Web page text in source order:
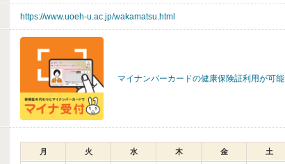
https://www.uoeh-u.ac.jp/wakamatsu.html
マイナンバーカードの健康保険証利用が可能
月 火 水 木 金 土